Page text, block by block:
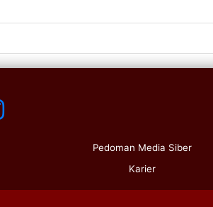
Pedoman Media Siber
Karier